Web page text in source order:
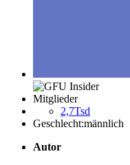
Mitglieder
2,7Tsd
Geschlecht:männlich
Autor